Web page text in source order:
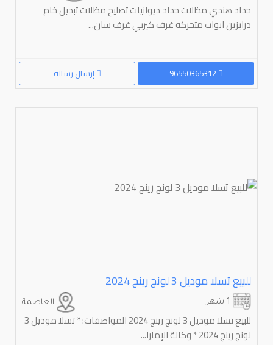
حداد هندي مظلات حداد ديوانيات تصليح مظلات تبديل خام
درابزين ابواب متحركه غرف كيربي غرف سان...
إرسال رسالة 96550365312
للبیع تسلا مودیل 3 لونج رينج 2024
العاصمة
للبيع تسلا موديل 3 لونج رينج 2024 المواصفات: * تسلا موديل 3
لونج رينج 2024 * وكالة الإمارا...